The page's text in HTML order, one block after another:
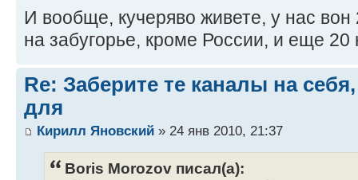
И вообще, кучеряво живете, у нас вон
на забугорье, кроме России, и еще
Re: Заберите те каналы на
для
Кирилл Яновский » 24 янв 2010, 21:37
Boris Morozov писал(а):